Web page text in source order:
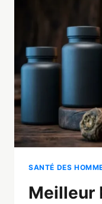
10
+
SANTÉ DES
Meilleur